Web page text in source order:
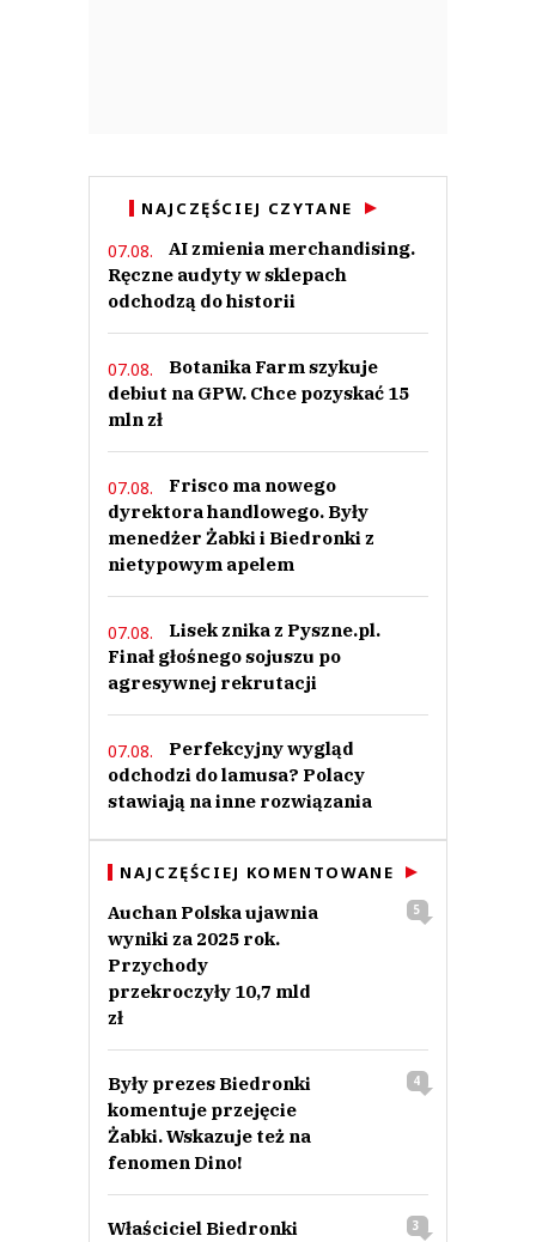
Nickt
16.01.2023 / 00:05
A dopiero gadali, że nie są zainteresowani handlem online. Brednia goni
brednię.
Odpowiedz
0
Nie znaleziono komentarzy
Zostaw swoje komentarze
Imię (Wymagane)
Prześlij komentarz
NAJCZĘŚCIEJ CZYTANE
07.08.
AI zmienia merchandising.
Ręczne audyty w sklepach
odchodzą do historii
07.08.
Botanika Farm szykuje
debiut na GPW. Chce pozyskać 15
mln zł
07.08.
Frisco ma nowego
dyrektora handlowego. Były
menedżer Żabki i Biedronki z
nietypowym apelem
07.08.
Lisek znika z Pyszne.pl.
Finał głośnego sojuszu po
agresywnej rekrutacji
07.08.
Perfekcyjny wygląd
odchodzi do lamusa? Polacy
stawiają na inne rozwiązania
NAJCZĘŚCIEJ KOMENTOWANE
Auchan Polska ujawnia
wyniki za 2025 rok.
Przychody
przekroczyły 10,7 mld
zł
5
Były prezes Biedronki
komentuje przejęcie
Żabki. Wskazuje też na
fenomen Dino!
4
Właściciel Biedronki
3